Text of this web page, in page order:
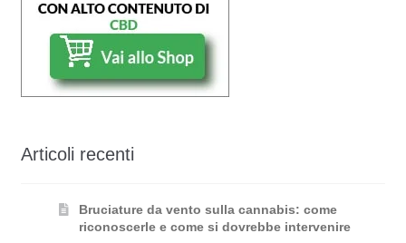
Articoli recenti
Bruciature da vento sulla cannabis: come
riconoscerle e come si dovrebbe intervenire